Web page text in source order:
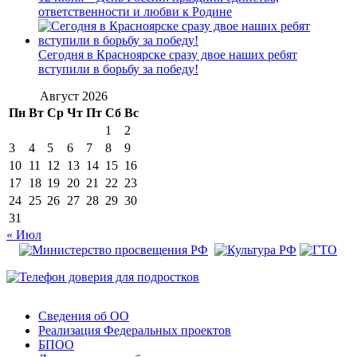
ответственности и любви к Родине
Сегодня в Красноярске сразу двое наших ребят
вступили в борьбу за победу!
Август 2026
Пн Вт Ср Чт Пт Сб Вс
1
2
3
4 5 6 7 8
9
10 11 12 13 14 15 16
17 18 19 20 21 22 23
24 25 26 27 28 29 30
31
« Июл
Сведения об ОО
Реализация Федеральных проектов
БПОО